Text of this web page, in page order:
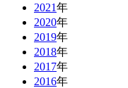
2021年
2020年
2019年
2018年
2017年
2016年